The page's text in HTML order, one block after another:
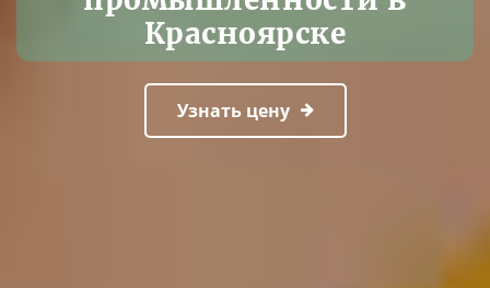
Красноярске
Узнать цену